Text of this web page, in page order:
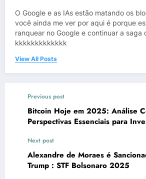
O Google e as IAs estão matando os
você ainda me ver por aqui é porque
ranquear no Google e continuar a saga
kkkkkkkkkkkkk
View All Posts
Previous post
Bitcoin Hoje em 2025: Análise
Perspectivas Essenciais para
Next post
Alexandre de Moraes é
Trump : STF Bolsonaro 2025